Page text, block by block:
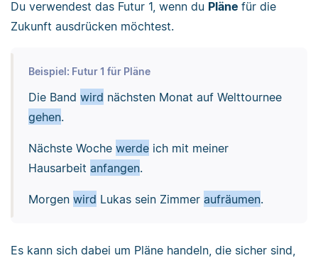
Du verwendest das Futur 1, wenn du Pläne für die
Zukunft ausdrücken möchtest.
Beispiel: Futur 1 für Pläne
Die Band wird nächsten Monat auf Welttournee
gehen.
Nächste Woche werdeich mit meiner
Hausarbeit anfangen.
Morgen wird Lukas sein Zimmer aufräumen.
Es kann sich dabei um Pläne handeln, die sicher sind,